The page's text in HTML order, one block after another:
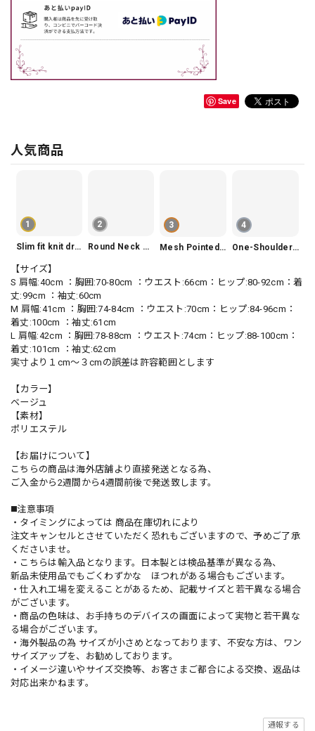
Save
人気商品
1
Slim fit knit dress(3color) V1330
2
Round Neck Tiered Sleeveless Dress V2290
3
Mesh Pointed Toe Pumps V165
4
One-Shoulder Slim-Fit Flattering Mermaid Skirt Dress V2295
【サイズ】
S 肩幅:40cm ：胸囲:70-80cm ：ウエスト:66cm：ヒップ:80-92cm：着
丈:99cm ：袖丈:60cm
M 肩幅:41cm ：胸囲:74-84cm ：ウエスト:70cm：ヒップ:84-96cm：
着丈:100cm ：袖丈:61cm
L 肩幅:42cm ：胸囲:78-88cm ：ウエスト:74cm：ヒップ:88-100cm：
着丈:101cm ：袖丈:62cm
実寸より１cm〜３cmの誤差は許容範囲とします
【カラー】
ベージュ
【素材】
ポリエステル
【お届けについて】
こちらの商品は海外店舗より直接発送となる為、
ご入金から2週間から4週間前後で発送致します。
◼️注意事項
・タイミングによっては 商品在庫切れにより
注文キャンセルとさせていただく恐れもございますので、予めご了承
くださいませ。
・こちらは輸入品となります。日本製とは検品基準が異なる為、
新品未使用品でもごくわずかな ほつれがある場合もございます。
・仕入れ工場を変えることがあるため、記載サイズと若干異なる場合
がございます。
・商品の色味は、お手持ちのデバイスの画面によって実物と若干異な
る場合がございます。
・海外製品の為 サイズが小さめとなっております、不安な方は、ワン
サイズアップを、お勧めしております。
・イメージ違いやサイズ交換等、お客さまご都合による交換、返品は
対応出来かねます。
通報する